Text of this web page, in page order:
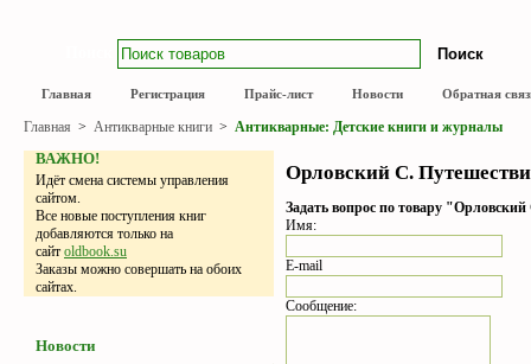
Главная Регистрация Прайс-лист Новости Обратная
Главная > Антикварные книги > Антикварные: Детские книги и журналы
ВАЖНО!
Идёт смена системы управления
сайтом.
Все новые поступления книг
добавляются только на
сайт oldbook.su
Заказы можно совершать на обоих
сайтах.
Новости
Орловский С.
Задать вопрос по товару
Имя:
E-mail
Сообщение: